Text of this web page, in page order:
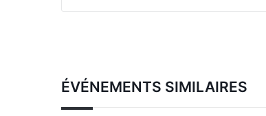
ÉVÉNEMENTS SIMILAIRES